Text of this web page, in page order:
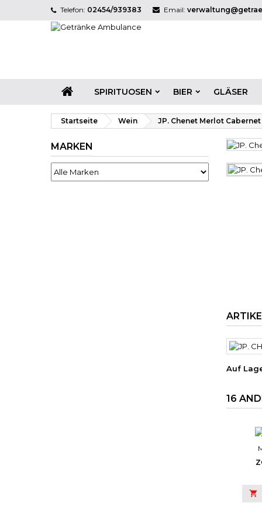
Telefon: 02454/939383 Email:
SPIRITUOSEN BIER GLÄSER
Startseite Wein JP. Chenet Merlot Cabernet
MARKEN
Auf
16
